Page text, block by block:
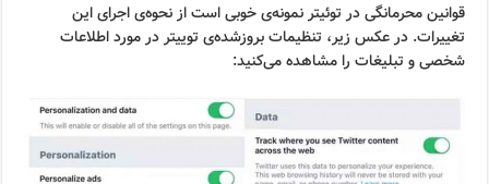
قوانین محرمانگی در توئیتر نمونه‌ی خوبی است از نحوه‌ی اجرای این
تغییرات. در عکس زیر، تنظیمات بروزشده‌ی توییتر در مورد اطلاعات
شخصی و تبلیغات را مشاهده می‌کنید: